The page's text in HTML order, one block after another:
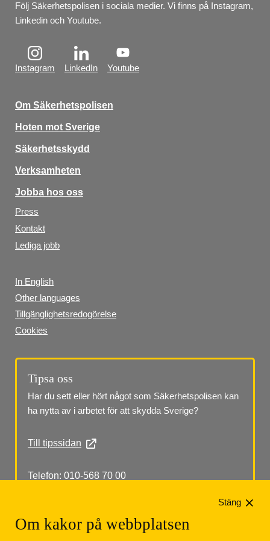
Följ Säkerhetspolisen i sociala medier. Vi finns på Instagram,
Linkedin och Youtube.
Instagram LinkedIn Youtube
Om Säkerhetspolisen
Hoten mot Sverige
Säkerhetsskydd
Verksamheten
Jobba hos oss
Press
Kontakt
Lediga jobb
In English
Other languages
Tillgänglighetsredogörelse
Cookies
Tipsa oss
Har du sett eller hört något som Säkerhetspolisen kan
ha nytta av i arbetet för att skydda Sverige?
Till tipssidan
Telefon: 010-568 70 00
Om kakor på webbplatsen
Stäng